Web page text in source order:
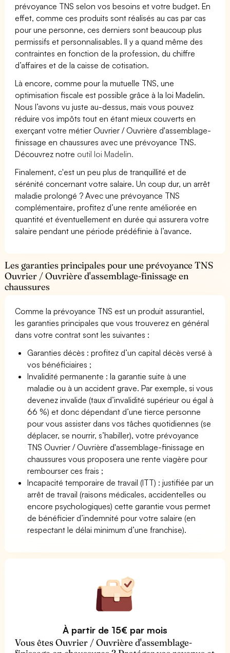
prévoyance TNS selon vos besoins et votre budget. En
effet, comme ces produits sont réalisés au cas par cas
pour une personne, ces derniers sont beaucoup plus
permissifs et personnalisables. Il y a quand même des
contraintes en fonction de la profession, du chiffre
d’affaires et de la caisse de cotisation.
Là encore, comme pour la mutuelle TNS, une
optimisation fiscale est possible grâce à la loi Madelin.
Nous l’avons vu juste au-dessus, mais vous pouvez
réduire vos impôts tout en étant mieux couverts en
exerçant votre métier Ouvrier / Ouvrière d'assemblage-
finissage en chaussures avec une prévoyance TNS.
Découvrez notre outil loi Madelin.
Finalement, c'est un peu plus de tranquillité et de
sérénité concernant votre salaire. Un coup dur, un arrêt
maladie prolongé ? Avec une prévoyance TNS
complémentaire, profitez d’une rente améliorée en
quantité et éventuellement en durée qui assurera votre
salaire pendant une période prédéfinie à l’avance.
Les garanties principales pour une prévoyance TNS
Ouvrier / Ouvrière d'assemblage-finissage en
chaussures
Comme la prévoyance TNS est un produit assurantiel,
les garanties principales que vous trouverez en général
dans votre contrat sont les suivantes :
Garanties décès : profitez d’un capital décès versé à
vos bénéficiaires ;
Invalidité permanente : la garantie suite à une
maladie ou à un accident grave. Par exemple, si vous
devenez invalide (taux d’invalidité supérieur ou égal à
66 %) et donc dépendant d’une tierce personne
pour vous assister dans vos tâches quotidiennes (se
déplacer, se nourrir, s’habiller), votre prévoyance
TNS Ouvrier / Ouvrière d'assemblage-finissage en
chaussures vous proposera une rente viagère pour
rembourser ces frais ;
Incapacité temporaire de travail (ITT) : justifiée par un
arrêt de travail (raisons médicales, accidentelles ou
encore psychologiques) cette garantie vous permet
de bénéficier d’indemnité pour votre salaire (en
respectant le délai minimum d’une franchise).
À partir de 15€ par mois
Vous êtes Ouvrier / Ouvrière d'assemblage-